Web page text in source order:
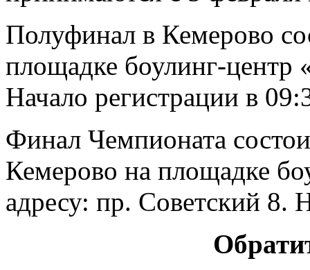
Полуфинал в Кемерово
площадке боулинг-центр
Начало регистрации в
Финал Чемпионата
Кемерово на площадке
адресу: пр. Советский 8.